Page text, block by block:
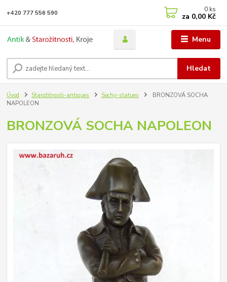
Menu
Hledat
+420 777 556 590 0 ks
za 0,00 Kč
Úvod Starožitnosti-antiques Sochy-statues
BRONZOVÁ SOCHA
NAPOLEON
BRONZOVÁ SOCHA NAPOLEON